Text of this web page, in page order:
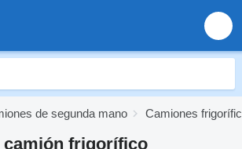
de segunda mano Camiones
camión frigorífico